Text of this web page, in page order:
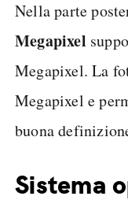
Nella parte
Megapixel
Megapixel. La
Megapixel e
buona
Sistema